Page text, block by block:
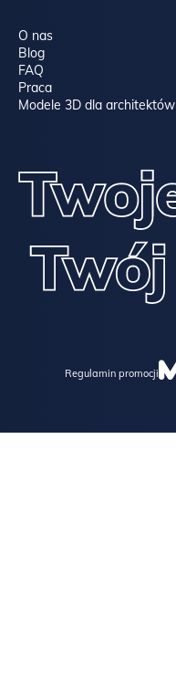
O nas
Blog
FAQ
Praca
Modele 3D dla architektów
Regulamin promocji